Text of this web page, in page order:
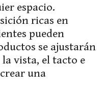
espacio.
ricas en
pueden
se ajustarán
vista, el tacto e
una